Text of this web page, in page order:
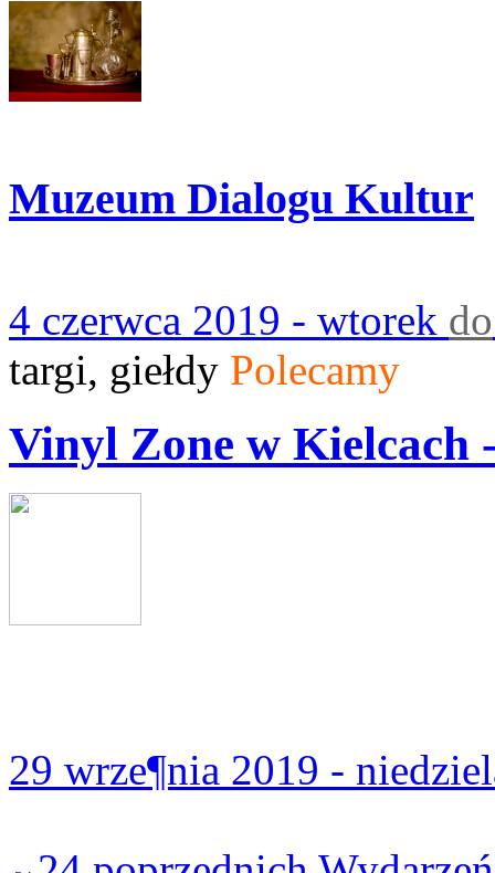
Muzeum Dialogu Kultur
4 czerwca 2019 - wtorek do
targi, giełdy Polecamy
Vinyl Zone w Kielcach
29 wrze¶nia 2019 -